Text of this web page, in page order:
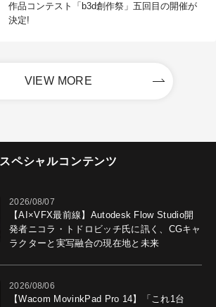
作品コンテスト「b3d創作祭」五回目の開催が
決定!
VIEW MORE
スペシャルコンテンツ
2026/08/07
【AI×VFX最前線】Autodesk Flow Studio開
発者ニコラ・トドロビッチ氏に訊く、CGキャ
ラクターと実写融合の現在地と未来
2026/08/06
【Wacom MovinkPad Pro 14】「これ1台